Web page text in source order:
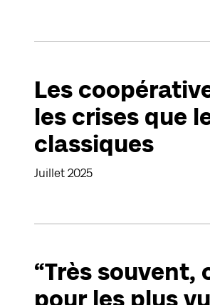
Les
les crises que
classiques
Juillet 2025
“Très souvent,
pour les plus